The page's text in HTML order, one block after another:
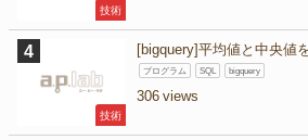
技術
技術
[bigquery]平均値と中央値
プログラム SQL bigquery
306